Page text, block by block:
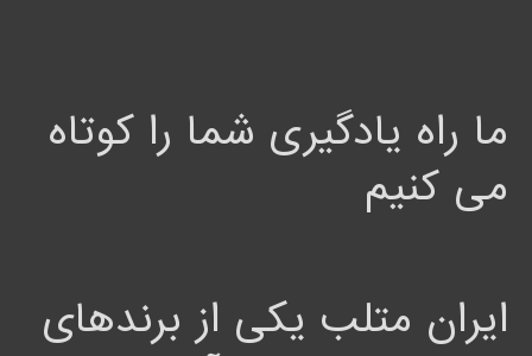
ما راه یادگیری شما را کوتاه
می کنیم
ایران متلب یکی از برندهای